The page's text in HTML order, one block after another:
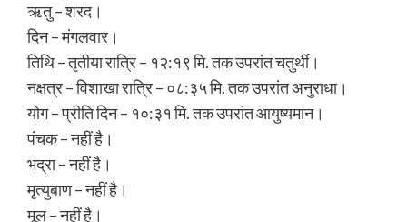
ऋतु – शरद।
दिन – मंगलवार।
तिथि – तृतीया रात्रि – १२:१९ मि. तक उपरांत चतुर्थी।
नक्षत्र – विशाखा रात्रि – ०८:३५ मि. तक उपरांत अनुराधा।
योग – प्रीति दिन – १०:३१ मि. तक उपरांत आयुष्यमान।
पंचक – नहीं है।
भद्रा – नहीं है।
मृत्युबाण – नहीं है।
मूल – नहीं है।